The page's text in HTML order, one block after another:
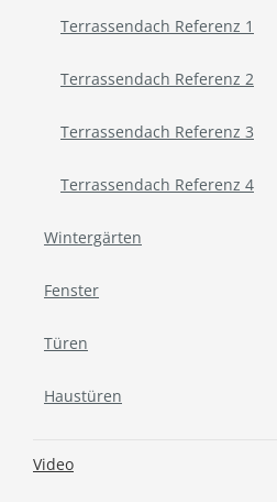
Terrassendach Referenz 1
Terrassendach Referenz 2
Terrassendach Referenz 3
Terrassendach Referenz 4
Wintergärten
Fenster
Türen
Haustüren
Video